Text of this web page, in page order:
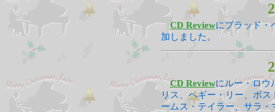
CD Reviewにブラッド・
加しました。
CD Reviewにルー・ロウ
リス、ペギー・リー、ボ
ームス・テイラー、サラ